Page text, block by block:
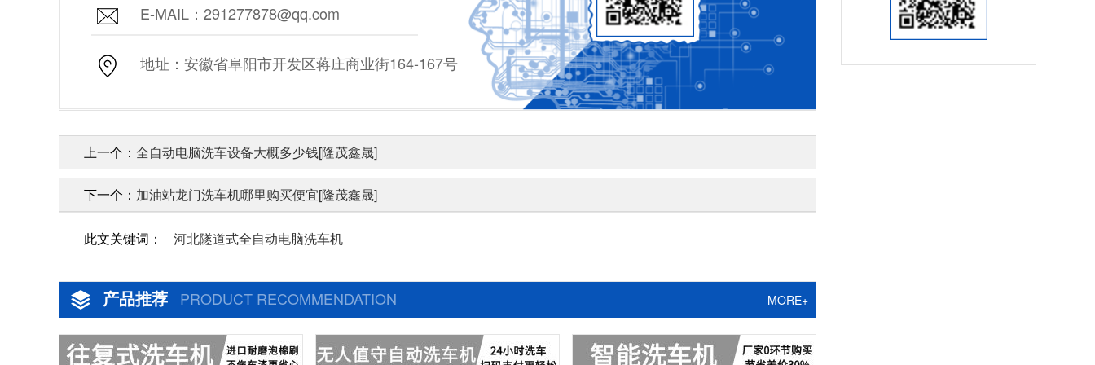
E-MAIL：291277878@qq.com
地址：安徽省阜阳市开发区蒋庄商业街164-167号
上一个： 全自动电脑洗车设备大概多少钱[隆茂鑫晟]
下一个： 加油站龙门洗车机哪里购买便宜[隆茂鑫晟]
此文关键词： 河北隧道式全自动电脑洗车机
产品推荐 PRODUCT RECOMMENDATION MORE+